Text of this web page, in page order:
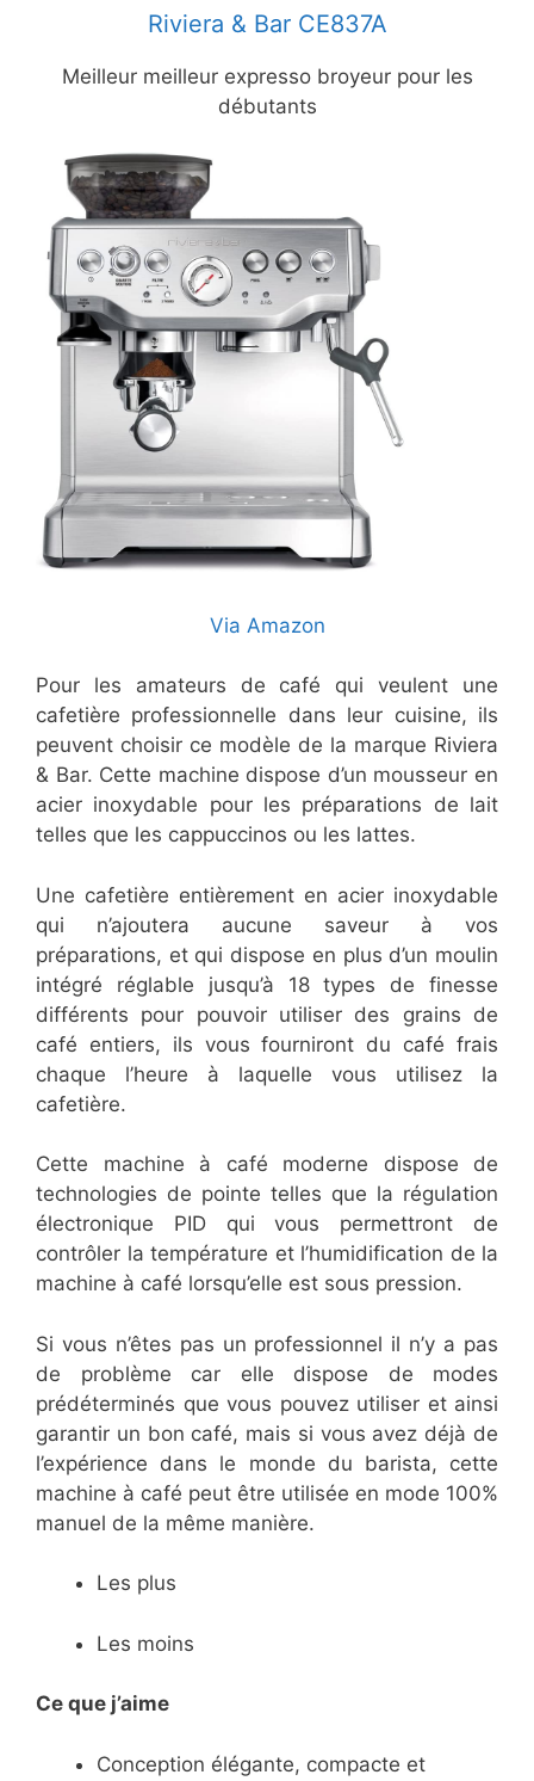
Riviera & Bar CE837A
Meilleur meilleur expresso broyeur pour les
débutants
Via Amazon
Pour les amateurs de café qui veulent une
cafetière professionnelle dans leur cuisine, ils
peuvent choisir ce modèle de la marque Riviera
& Bar. Cette machine dispose d’un mousseur en
acier inoxydable pour les préparations de lait
telles que les cappuccinos ou les lattes.
Une cafetière entièrement en acier inoxydable
qui n’ajoutera aucune saveur à vos
préparations, et qui dispose en plus d’un moulin
intégré réglable jusqu’à 18 types de finesse
différents pour pouvoir utiliser des grains de
café entiers, ils vous fourniront du café frais
chaque l’heure à laquelle vous utilisez la
cafetière.
Cette machine à café moderne dispose de
technologies de pointe telles que la régulation
électronique PID qui vous permettront de
contrôler la température et l’humidification de la
machine à café lorsqu’elle est sous pression.
Si vous n’êtes pas un professionnel il n’y a pas
de problème car elle dispose de modes
prédéterminés que vous pouvez utiliser et ainsi
garantir un bon café, mais si vous avez déjà de
l’expérience dans le monde du barista, cette
machine à café peut être utilisée en mode 100%
manuel de la même manière.
Les plus
Les moins
Ce que j’aime
Conception élégante, compacte et